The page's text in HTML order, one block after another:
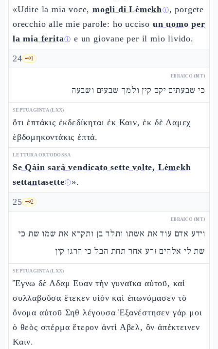
«Udite la mia voce,mogli di Lèmekhⓘ, porgete
orecchio alle mie parole: ho ucciso un uomo per
la mia feritaⓘ e un giovane per il mio livido.
24 🗝️1
EBRAICO (MT)
כי שבעתים יקם קין ולמך שבעים ושבעה
SEPTUAGINTA (LXX)
ὅτι ἑπτάκις ἐκδεδίκηται ἐκ Καιν, ἐκ δὲ Λαμεχ
ἑβδομηκοντάκις ἑπτά.
LETTURA ORTODOSSA
Se Qàin sarà vendicato sette volte, Lèmekh
settantasetteⓘ».
25 🗝️2
EBRAICO (MT)
וידע אדם עוד את אשתו ותלד בן ותקרא את שמו שת כי
שת לי אלהים זרע אחר תחת הבל כי הרגו קין
SEPTUAGINTA (LXX)
Ἔγνω δὲ Αδαμ Ευαν τὴν γυναῖκα αὐτοῦ, καὶ
συλλαβοῦσα ἔτεκεν υἱὸν καὶ ἐπωνόμασεν τὸ
ὄνομα αὐτοῦ Σηθ λέγουσα Ἐξανέστησεν γάρ μοι
ὁ θεὸς σπέρμα ἕτερον ἀντὶ Αβελ, ὃν ἀπέκτεινεν
Καιν.